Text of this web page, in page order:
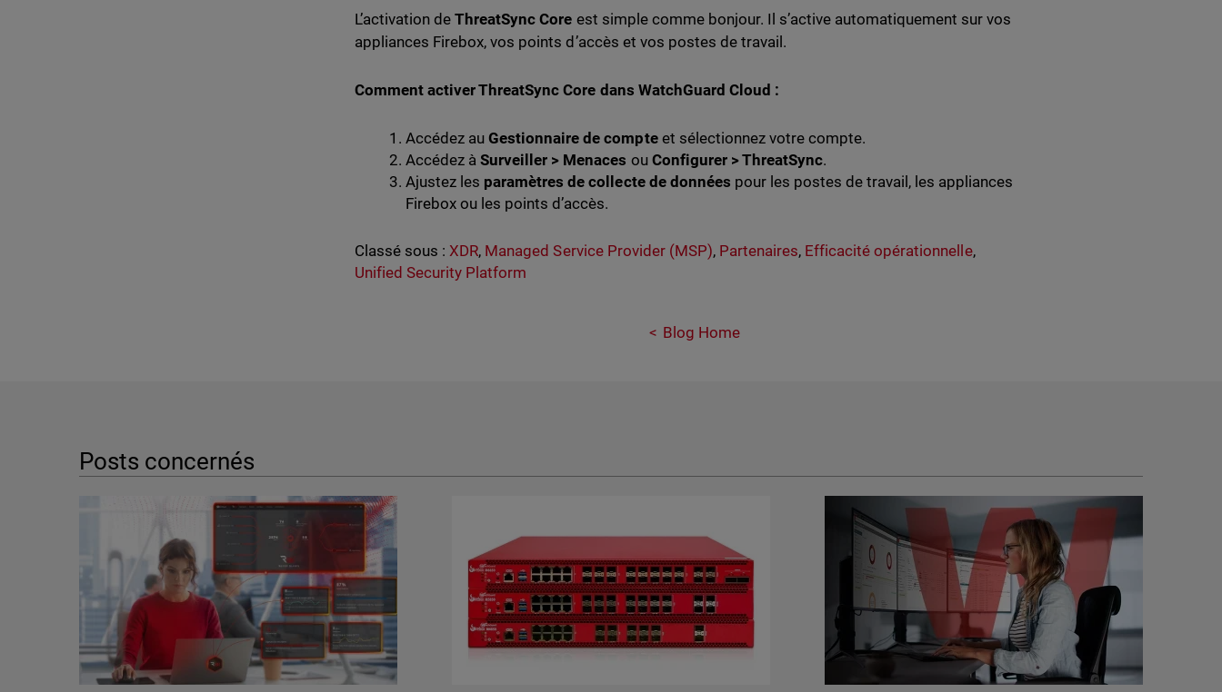
L’activation deThreatSync Core est simple comme bonjour. Il s’active automatiquement sur vos
appliances Firebox, vos points d’accès et vos postes de travail.
Comment activer ThreatSync Core dans WatchGuard Cloud :
Accédez auGestionnaire de compteet sélectionnez votre compte.
Accédez àSurveiller > Menaces ou Configurer > ThreatSync.
Ajustez les paramètres de collecte de données pour les postes de travail, les appliances
Firebox ou les points d’accès.
Classé sous : XDR, Managed Service Provider (MSP), Partenaires, Efficacité opérationnelle,
Unified Security Platform
Blog Home
Posts concernés